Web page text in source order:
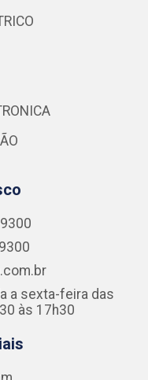
a sexta-feira das
às 17h30